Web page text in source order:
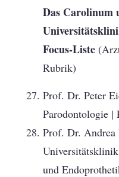
Das Carolinum
Focus-Liste
Rubrik)
Prof. Dr. Peter
Parodontologie |
Prof. Dr. Andrea
und